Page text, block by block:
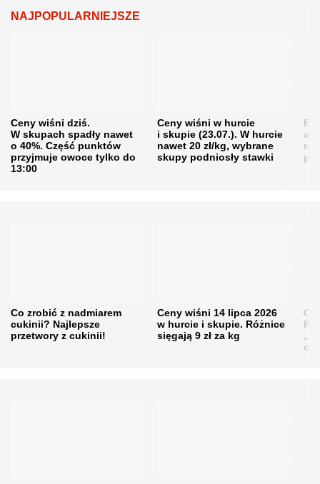
NAJPOPULARNIEJSZE
Ceny wiśni dziś.
W skupach spadły nawet
o 40%. Część punktów
przyjmuje owoce tylko do
13:00
Ceny wiśni w hurcie
i skupie (23.07.). W hurcie
nawet 20 zł/kg, wybrane
skupy podniosły stawki
Co zrobić z nadmiarem
cukinii? Najlepsze
przetwory z cukinii!
Ceny wiśni 14 lipca 2026
w hurcie i skupie. Różnice
sięgają 9 zł za kg